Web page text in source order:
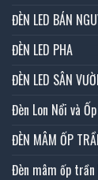
ĐÈN LED BÁN
ĐÈN LED PHA
ĐÈN LED SÂN
Đèn Lon Nổi và
ĐÈN MÂM ỐP
Đèn mâm ốp